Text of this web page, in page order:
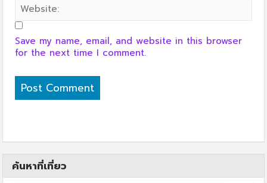
Save my name, email, and website in this browser
for the next time I comment.
ค้นหาที่เที่ยว